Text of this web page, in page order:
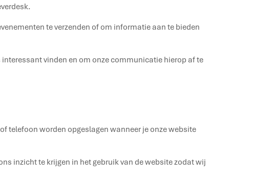
te verzenden of om informatie aan te bieden
vinden en om onze communicatie hierop af te
telefoon worden opgeslagen wanneer je onze website
inzicht te krijgen in het gebruik van de website zodat wij